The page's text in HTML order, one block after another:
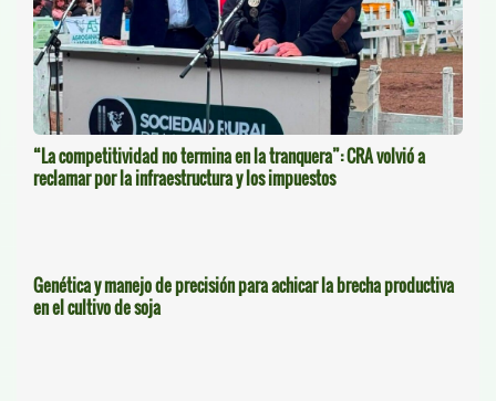
“La competitividad no termina en la tranquera”: CRA volvió a
reclamar por la infraestructura y los impuestos
Genética y manejo de precisión para achicar la brecha productiva
en el cultivo de soja